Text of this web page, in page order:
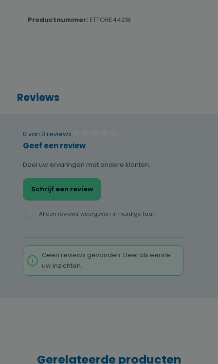
Productnummer: ETTORE44218
Reviews
0 van 0 reviews
Gemiddelde waardering van 0 van 5 sterren
Geef een review
Deel uw ervaringen met andere klanten.
Schrijf een review
Alleen reviews weergeven in huidige taal.
Geen reviews gevonden. Deel als eerste
uw inzichten.
Gerelateerde producten